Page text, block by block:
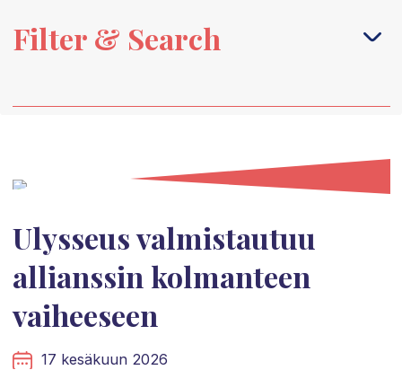
Filter & Search
Ulysseus valmistautuu
allianssin kolmanteen
vaiheeseen
17 kesäkuun 2026